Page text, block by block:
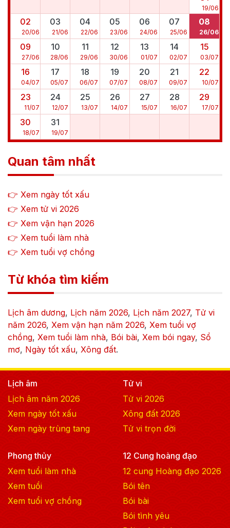
19/06
02
20/06
03
21/06
04
22/06
05
23/06
06
24/06
07
25/06
08
26/06
09
27/06
10
28/06
11
29/06
12
30/06
13
01/07
14
02/07
15
03/07
16
04/07
17
05/07
18
06/07
19
07/07
20
08/07
21
09/07
22
10/07
23
11/07
24
12/07
25
13/07
26
14/07
27
15/07
28
16/07
29
17/07
30
18/07
31
19/07
Quan tâm nhất
👉 Xem ngày tốt xấu
👉 Xem tử vi 2026
👉 Xem vận hạn 2026
👉 Xem tuổi làm nhà
👉 Xem tuổi vợ chồng
Từ khóa tìm kiếm
Lịch âm dương, Lịch năm 2026, Lịch năm 2027, Tử vi
năm 2026, Xem vận hạn năm 2026, Xem tuổi vợ
chồng, Xem tuổi làm nhà, Bói bài, Xem bói ngay, Sổ
mơ, Ngày tốt xấu, Xông đất.
Lịch âm
Lịch âm năm 2026
Xem ngày tốt xấu
Xem ngày trùng tang
Tử vi
Tử vi 2026
Xông đất 2026
Tử vi trọn đời
Phong thủy
Xem tuổi làm nhà
Xem tuổi
Xem tuổi vợ chồng
12 Cung hoàng đạo
12 cung Hoàng đạo 2026
Bói tên
Bói bài
Bói tình yêu